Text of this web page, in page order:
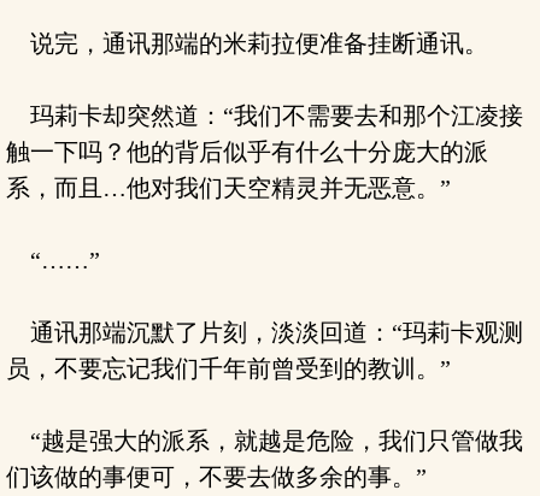
说完，通讯那端的米莉拉便准备挂断通讯。
玛莉卡却突然道：“我们不需要去和那个江凌接
触一下吗？他的背后似乎有什么十分庞大的派
系，而且…他对我们天空精灵并无恶意。”
“……”
通讯那端沉默了片刻，淡淡回道：“玛莉卡观测
员，不要忘记我们千年前曾受到的教训。”
“越是强大的派系，就越是危险，我们只管做我
们该做的事便可，不要去做多余的事。”